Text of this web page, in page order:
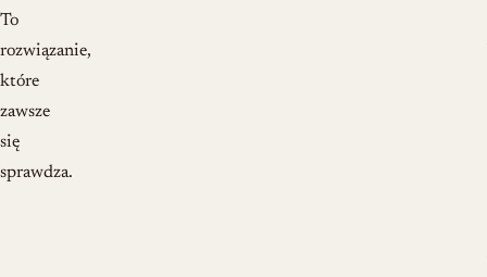
To
rozwiązanie,
które
zawsze
się
sprawdza.